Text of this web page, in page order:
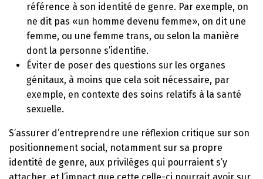
référence à son identité de genre. Par exemple, on
ne dit pas «un homme devenu femme», on dit une
femme, ou une femme trans, ou selon la manière
dont la personne s’identifie.
Éviter de poser des questions sur les organes
génitaux, à moins que cela soit nécessaire, par
exemple, en contexte des soins relatifs à la santé
sexuelle.
S’assurer d’entreprendre une réflexion critique sur son
positionnement social, notamment sur sa propre
identité de genre, aux privilèges qui pourraient s’y
attacher, et l’impact que cette celle-ci pourrait avoir sur